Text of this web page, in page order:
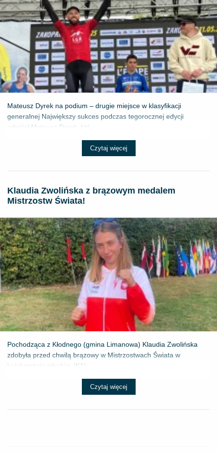
Mateusz Dyrek na podium – drugie miejsce w klasyfikacji
generalnej Największy sukces podczas tegorocznej edycji
odniósł Mateusz Dyrek, któ...
Czytaj więcej
Klaudia Zwolińska z brązowym medalem
Mistrzostw Świata!
Pochodząca z Kłodnego (gmina Limanowa) Klaudia Zwolińska
zdobyła przed chwilą brązowy w Mistrzostwach Świata w
kajakarstwie górskim (K1) ...
Czytaj więcej